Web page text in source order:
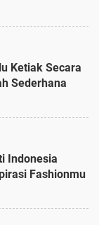
Ketiak Secara
Sederhana
Indonesia
Fashionmu